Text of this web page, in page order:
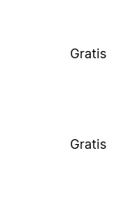
Gratis
Gratis